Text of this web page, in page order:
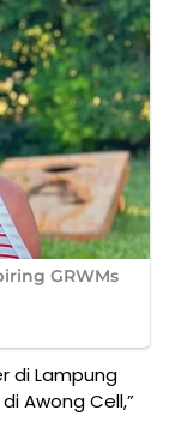
di Lampung
Awong Cell,”